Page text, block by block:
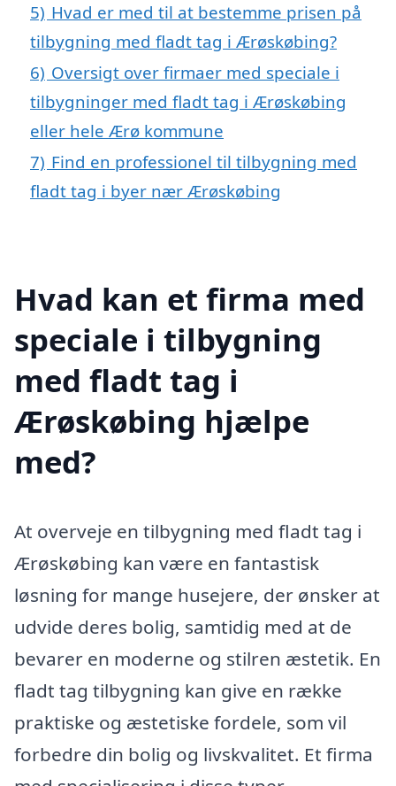
5) Hvad er med til at bestemme prisen på
tilbygning med fladt tag i Ærøskøbing?
6) Oversigt over firmaer med speciale i
tilbygninger med fladt tag i Ærøskøbing
eller hele Ærø kommune
7) Find en professionel til tilbygning med
fladt tag i byer nær Ærøskøbing
Hvad kan et firma med
speciale i tilbygning
med fladt tag i
Ærøskøbing hjælpe
med?
At overveje en tilbygning med fladt tag i
Ærøskøbing kan være en fantastisk
løsning for mange husejere, der ønsker at
udvide deres bolig, samtidig med at de
bevarer en moderne og stilren æstetik. En
fladt tag tilbygning kan give en række
praktiske og æstetiske fordele, som vil
forbedre din bolig og livskvalitet. Et firma